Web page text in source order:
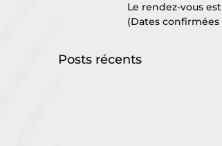
Le rendez-vous
(Dates
Posts récents